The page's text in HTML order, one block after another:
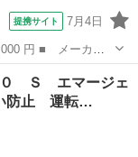
提携サイト 7月4日
ード名： Ｘ 禁
ラウンドビューモ
０ Ｓ エマージェ
防止 運転…